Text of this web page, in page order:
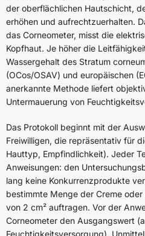
der oberflächlichen Hautschicht,
erhöhen und aufrechtzuerhalten.
das Corneometer, misst die
Kopfhaut. Je höher die
Wassergehalt des Stratum
(OCos/OSAV) und europäischen
anerkannte Methode liefert
Untermauerung von
Das Protokoll beginnt mit der
Freiwilligen, die repräsentativ für
Hauttyp, Empfindlichkeit). Jeder
Anweisungen: den
lang keine Konkurrenzprodukte
bestimmte Menge der Creme
von 2 cm² auftragen. Vor der
Corneometer den Ausgangswert
Feuchtigkeitsversorgung).